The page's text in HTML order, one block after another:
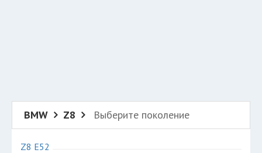
BMW Z8 Выберите поколение
Z8 E52